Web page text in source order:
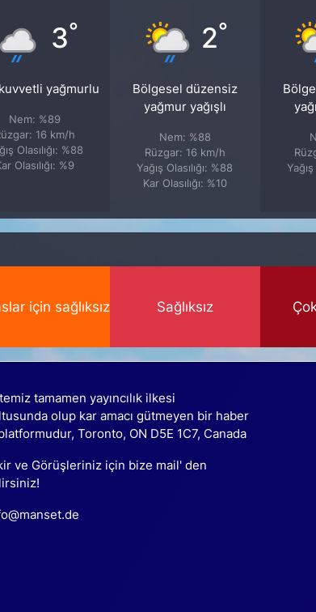
3°
yağmurlu
Nem: %89
16 km/h
Olasılığı: %88
Olasılığı: %9
2°
Bölgesel düzensiz
yağmur yağışlı
Nem: %88
Rüzgar: 16 km/h
Yağış Olasılığı: %88
Kar Olasılığı: %10
Yağış
için sağlıksız Sağlıksız
tamamen yayıncılık ilkesi
olup kar amacı gütmeyen bir haber
Toronto, ON D5E 1C7, Canada
ve Görüşleriniz için bize mail' den